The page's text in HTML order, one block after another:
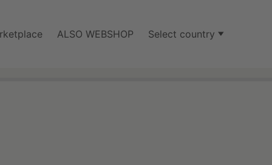
ALSO WEBSHOP Select country